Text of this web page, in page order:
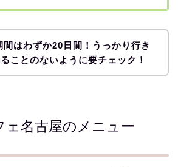
間はわずか20日間！うっかり行き
ことのないように要チェック！
ェ名古屋のメニュー